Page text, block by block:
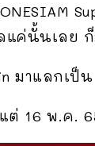
ค่นั้นเลย
มาแลกเ
ต่ 16 พ.ค.